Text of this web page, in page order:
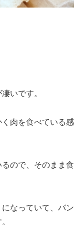
いです。
肉を食べている感
ので、そのまま食
なっていて、バン